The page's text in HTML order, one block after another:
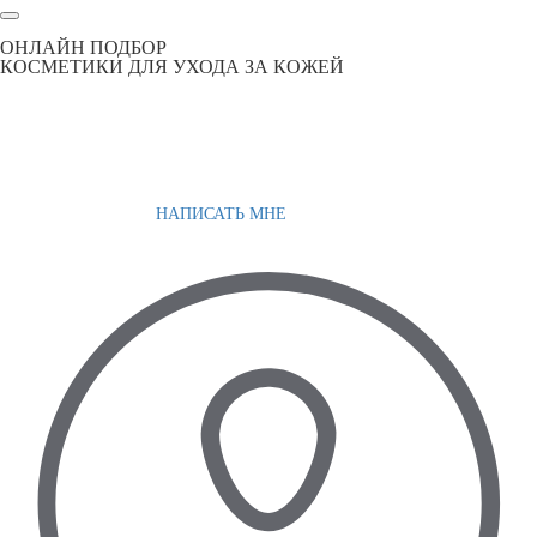
ОНЛАЙН ПОДБОР
КОСМЕТИКИ ДЛЯ УХОДА ЗА КОЖЕЙ
НАПИСАТЬ МНЕ